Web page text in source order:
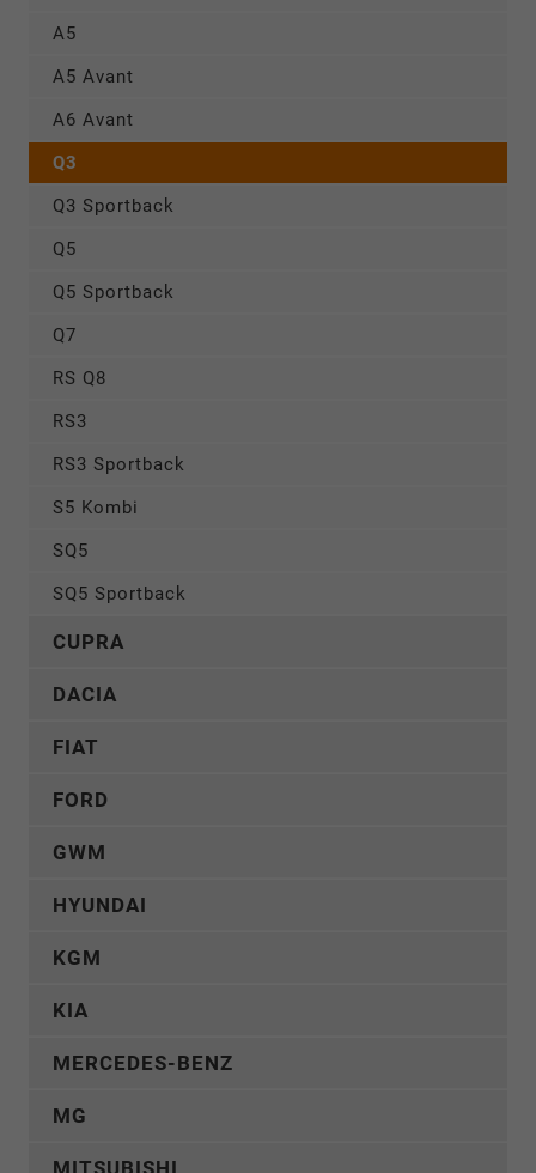
A5
A5 Avant
A6 Avant
Q3
Q3 Sportback
Q5
Q5 Sportback
Q7
RS Q8
RS3
RS3 Sportback
S5 Kombi
SQ5
SQ5 Sportback
CUPRA
DACIA
FIAT
FORD
GWM
HYUNDAI
KGM
KIA
MERCEDES-BENZ
MG